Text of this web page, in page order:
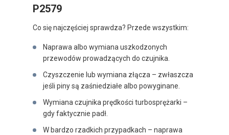
P2579
Co się najczęściej sprawdza? Przede wszystkim:
Naprawa albo wymiana uszkodzonych
przewodów prowadzących do czujnika.
Czyszczenie lub wymiana złącza – zwłaszcza
jeśli piny są zaśniedziałe albo powyginane.
Wymiana czujnika prędkości turbosprężarki –
gdy faktycznie padł.
W bardzo rzadkich przypadkach – naprawa